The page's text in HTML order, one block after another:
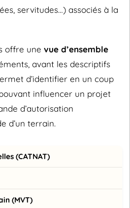
servitudes…) associés à la
offre une vue d’ensemble
avant les descriptifs
d’identifier en un coup
influencer un projet
d’autorisation
d’un terrain.
(CATNAT)
(MVT)